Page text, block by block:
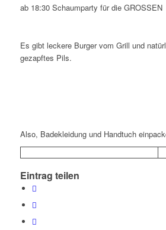
ab 18:30 Schaumparty für die GROSSEN
Es gibt leckere Burger vom Grill und
gezapftes Pils.
Also, Badekleidung und Handtuch
Eintrag teilen